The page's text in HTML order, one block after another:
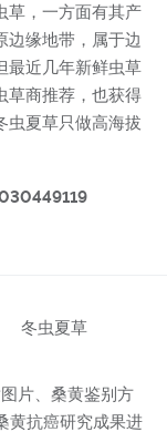
草，一方面有其产
边缘地带，属于边
最近几年新鲜虫草
草商推荐，也获得
虫夏草只做高海拔
冬虫夏草
片、桑黄鉴别方
黄抗癌研究成果进